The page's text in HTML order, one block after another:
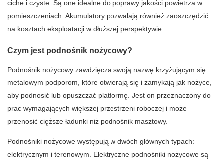
ciche i czyste. Są one idealne do poprawy jakości powietrza w
pomieszczeniach. Akumulatory pozwalają również zaoszczędzić
na kosztach eksploatacji w dłuższej perspektywie.
Czym jest podnośnik nożycowy?
Podnośnik nożycowy zawdzięcza swoją nazwę krzyżującym się
metalowym podporom, które otwierają się i zamykają jak nożyce,
aby podnosić lub opuszczać platformę. Jest on przeznaczony do
prac wymagających większej przestrzeni roboczej i może
przenosić cięższe ładunki niż podnośnik masztowy.
Podnośniki nożycowe występują w dwóch głównych typach:
elektrycznym i terenowym. Elektryczne podnośniki nożycowe są